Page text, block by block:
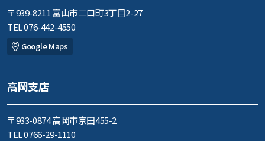
〒939-8211 富山市二口町3丁目2-27
TEL 076-442-4550
Google Maps
高岡支店
〒933-0874 高岡市京田455-2
TEL 0766-29-1110